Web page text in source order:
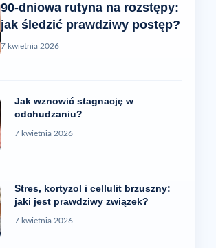
90-dniowa rutyna na rozstępy:
jak śledzić prawdziwy postęp?
7 kwietnia 2026
Jak wznowić stagnację w
odchudzaniu?
7 kwietnia 2026
Stres, kortyzol i cellulit brzuszny:
jaki jest prawdziwy związek?
7 kwietnia 2026